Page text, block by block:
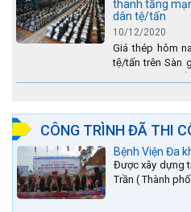
thanh tăng
dân tệ/tấn
10/12/2020
Giá thép hôm
tệ/tấn trên Sàn
CÔNG TRÌNH ĐÃ THI
Bệnh Viện Đa
Được xây dựng
Trần ( Thành